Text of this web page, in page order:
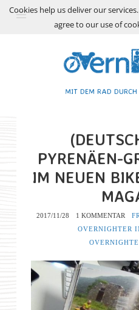
MIT DEM RAD
PYRENÄEN-
IM NEUEN
2017/11/28 1 KOMMENTAR
OVERNIGHTER
Cookies help us deliver our
agree to our use of